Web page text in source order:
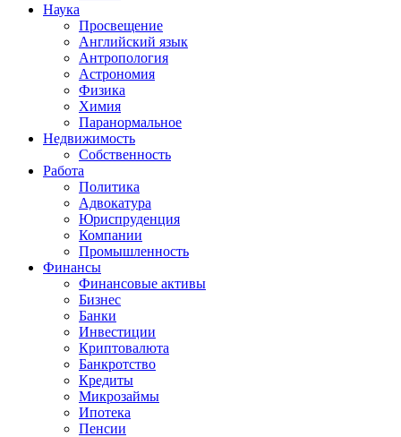
Наука
Просвещение
Английский язык
Антропология
Астрономия
Физика
Химия
Паранормальное
Недвижимость
Собственность
Работа
Политика
Адвокатура
Юриспруденция
Компании
Промышленность
Финансы
Финансовые активы
Бизнес
Банки
Инвестиции
Криптовалюта
Банкротство
Кредиты
Микрозаймы
Ипотека
Пенсии